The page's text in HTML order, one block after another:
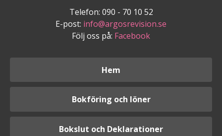
Telefon: 090 - 70 10 52
E-post: info@argosrevision.se
Följ oss på: Facebook
Hem
Bokföring och löner
Bokslut och Deklarationer